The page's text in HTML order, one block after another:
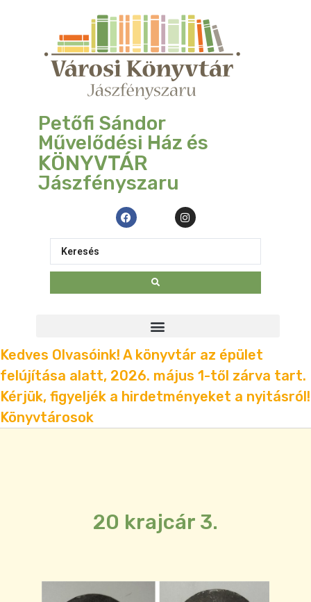
Petőfi Sándor
Művelődési Ház és
KÖNYVTÁR
Jászfényszaru
Kedves Olvasóink! A könyvtár az épület
felújítása alatt, 2026. május 1-től zárva tart.
Kérjük, figyeljék a hirdetményeket a nyitásról!
Könyvtárosok
20 krajcár 3.